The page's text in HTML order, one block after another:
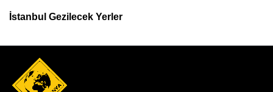
İstanbul Gezilecek Yerler